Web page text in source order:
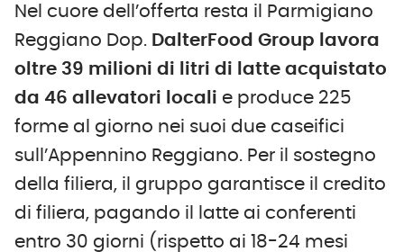
Nel cuore dell’offerta resta il Parmigiano
Reggiano Dop. DalterFood Group lavora
oltre 39 milioni di litri di latte acquistato
da 46 allevatori locali e produce 225
forme al giorno nei suoi due caseifici
sull’Appennino Reggiano. Per il sostegno
della filiera, il gruppo garantisce il credito
di filiera, pagando il latte ai conferenti
entro 30 giorni (rispetto ai 18-24 mesi